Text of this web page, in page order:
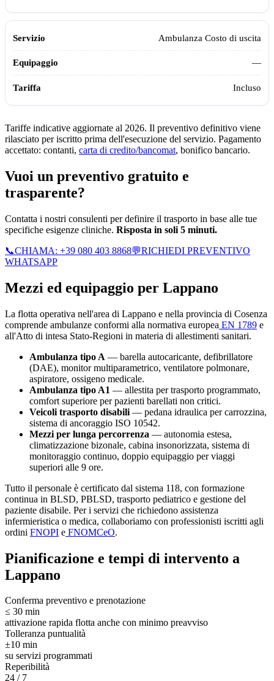
Ambulanza Costo di uscita
—
Incluso
Tariffe indicative aggiornate al 2026. Il preventivo definitivo viene
rilasciato per iscritto prima dell'esecuzione del servizio. Pagamento
accettato: contanti, carta di credito/bancomat, bonifico bancario.
Vuoi un preventivo gratuito e
trasparente?
Contatta i nostri consulenti per definire il trasporto in base alle tue
specifiche esigenze cliniche. Risposta in soli 5 minuti.
📞CHIAMA: +39 080 403 8868💬RICHIEDI PREVENTIVO
WHATSAPP
Mezzi ed equipaggio per Lappano
La flotta operativa nell'area di Lappano e nella provincia di Cosenza
comprende ambulanze conformi alla normativa europea EN 1789 e
all'Atto di intesa Stato-Regioni in materia di allestimenti sanitari.
Ambulanza tipo A — barella autocaricante, defibrillatore
(DAE), monitor multiparametrico, ventilatore polmonare,
aspiratore, ossigeno medicale.
Ambulanza tipo A1 — allestita per trasporto programmato,
comfort superiore per pazienti barellati non critici.
Veicoli trasporto disabili — pedana idraulica per carrozzina,
sistema di ancoraggio ISO 10542.
Mezzi per lunga percorrenza — autonomia estesa,
climatizzazione bizonale, cabina insonorizzata, sistema di
monitoraggio continuo, doppio equipaggio per viaggi
superiori alle 9 ore.
Tutto il personale è certificato dal sistema 118, con formazione
continua in BLSD, PBLSD, trasporto pediatrico e gestione del
paziente disabile. Per i servizi che richiedono assistenza
infermieristica o medica, collaboriamo con professionisti iscritti agli
ordini FNOPI e FNOMCeO.
Pianificazione e tempi di intervento a
Lappano
Conferma preventivo e prenotazione
≤ 30 min
attivazione rapida flotta anche con minimo preavviso
Tolleranza puntualità
±10 min
su servizi programmati
Reperibilità
24 / 7